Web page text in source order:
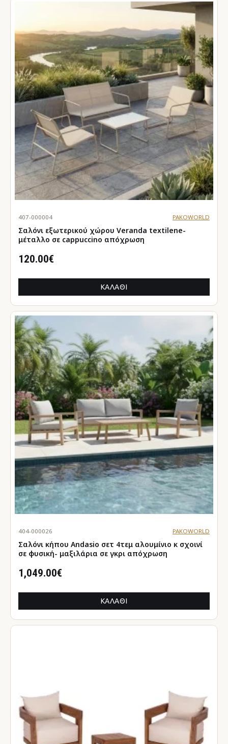
407-000004 PAKOWORLD
Σαλόνι εξωτερικού χώρου Veranda textilene-
μέταλλο σε cappuccino απόχρωση
120.00€
ΚΑΛΆΘΙ
404-000026 PAKOWORLD
Σαλόνι κήπου Andasio σετ 4τεμ αλουμίνιο κ σχοινί
σε φυσική- μαξιλάρια σε γκρι απόχρωση
1,049.00€
ΚΑΛΆΘΙ